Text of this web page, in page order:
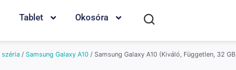
Tablet Okosóra
széria / Samsung Galaxy A10 / Samsung Galaxy A10 (Kiváló, Független, 32